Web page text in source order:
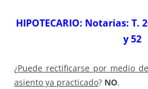
HIPOTECARIO: Notarias: T.
y 52
¿Puede rectificarse por medio
asiento ya practicado? NO.